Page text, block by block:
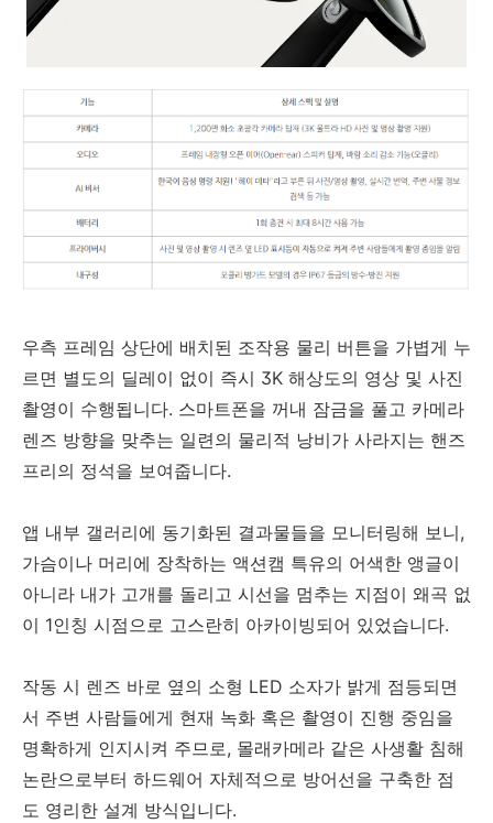
우측 프레임 상단에 배치된 조작용 물리 버튼을 가볍게 누
르면 별도의 딜레이 없이 즉시 3K 해상도의 영상 및 사진
촬영이 수행됩니다. 스마트폰을 꺼내 잠금을 풀고 카메라
렌즈 방향을 맞추는 일련의 물리적 낭비가 사라지는 핸즈
프리의 정석을 보여줍니다.
앱 내부 갤러리에 동기화된 결과물들을 모니터링해 보니,
가슴이나 머리에 장착하는 액션캠 특유의 어색한 앵글이
아니라 내가 고개를 돌리고 시선을 멈추는 지점이 왜곡 없
이 1인칭 시점으로 고스란히 아카이빙되어 있었습니다.
작동 시 렌즈 바로 옆의 소형 LED 소자가 밝게 점등되면
서 주변 사람들에게 현재 녹화 혹은 촬영이 진행 중임을
명확하게 인지시켜 주므로, 몰래카메라 같은 사생활 침해
논란으로부터 하드웨어 자체적으로 방어선을 구축한 점
도 영리한 설계 방식입니다.